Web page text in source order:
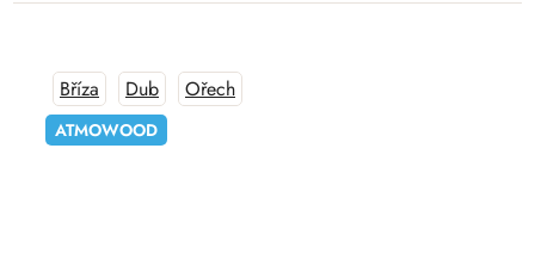
ATMOWOOD
Bříza Dub Ořech